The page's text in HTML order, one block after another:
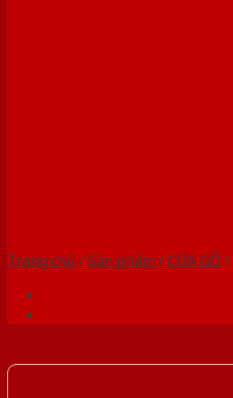
Trang chủ /Sản phẩm /CỬA GỖ /